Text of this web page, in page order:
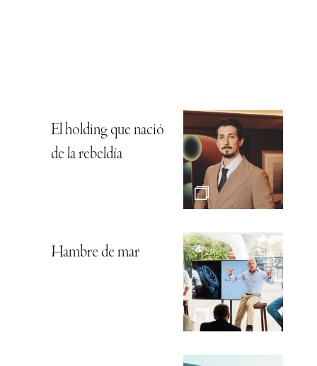
El holding que nació
de la rebeldía
Hambre de mar